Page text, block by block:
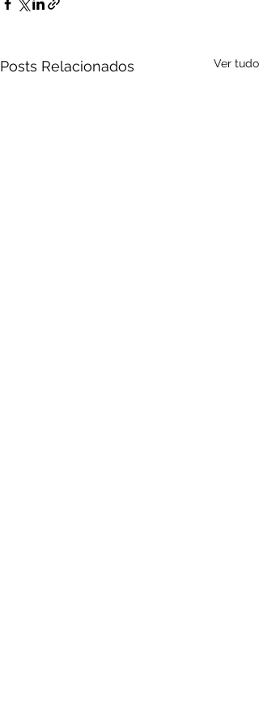
Posts Relacionados Ver tudo